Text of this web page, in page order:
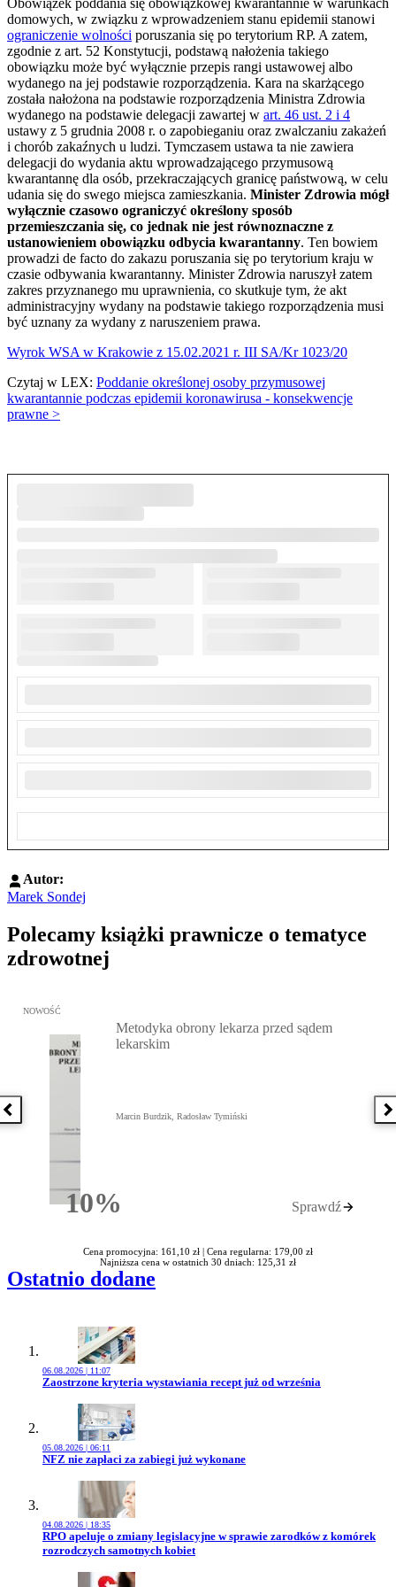
Obowiązek poddania się obowiązkowej kwarantannie w warunkach
domowych, w związku z wprowadzeniem stanu epidemii stanowi
ograniczenie wolności poruszania się po terytorium RP. A zatem,
zgodnie z art. 52 Konstytucji, podstawą nałożenia takiego
obowiązku może być wyłącznie przepis rangi ustawowej albo
wydanego na jej podstawie rozporządzenia. Kara na skarżącego
została nałożona na podstawie rozporządzenia Ministra Zdrowia
wydanego na podstawie delegacji zawartej w art. 46 ust. 2 i 4
ustawy z 5 grudnia 2008 r. o zapobieganiu oraz zwalczaniu zakażeń
i chorób zakaźnych u ludzi. Tymczasem ustawa ta nie zawiera
delegacji do wydania aktu wprowadzającego przymusową
kwarantannę dla osób, przekraczających granicę państwową, w celu
udania się do swego miejsca zamieszkania. Minister Zdrowia mógł
wyłącznie czasowo ograniczyć określony sposób
przemieszczania się, co jednak nie jest równoznaczne z
ustanowieniem obowiązku odbycia kwarantanny. Ten bowiem
prowadzi de facto do zakazu poruszania się po terytorium kraju w
czasie odbywania kwarantanny. Minister Zdrowia naruszył zatem
zakres przyznanego mu uprawnienia, co skutkuje tym, że akt
administracyjny wydany na podstawie takiego rozporządzenia musi
być uznany za wydany z naruszeniem prawa.
Wyrok WSA w Krakowie z 15.02.2021 r. III SA/Kr 1023/20
Czytaj w LEX: Poddanie określonej osoby przymusowej
kwarantannie podczas epidemii koronawirusa - konsekwencje
prawne >
Autor:
Marek Sondej
Polecamy książki prawnicze o tematyce
zdrowotnej
Poprzednia książka
Przejdź do: Metodyka obrony lekarza przed sądem lekarskim,
NOWOŚĆ
10%Rabatu
Metodyka obrony lekarza przed sądem
lekarskim
Marcin Burdzik, Radosław Tymiński
Sprawdź
Cena promocyjna: 161,10 zł | Cena regularna: 179,00 zł
Najniższa cena w ostatnich 30 dniach: 125,31 zł
Ostatnio dodane
06.08.2026 | 11:07
Przejdź do artykułu:
Zaostrzone kryteria wystawiania recept już od września
05.08.2026 | 06:11
Przejdź do artykułu:
NFZ nie zapłaci za zabiegi już wykonane
04.08.2026 | 18:35
Przejdź do artykułu:
RPO apeluje o zmiany legislacyjne w sprawie zarodków z komórek
rozrodczych samotnych kobiet